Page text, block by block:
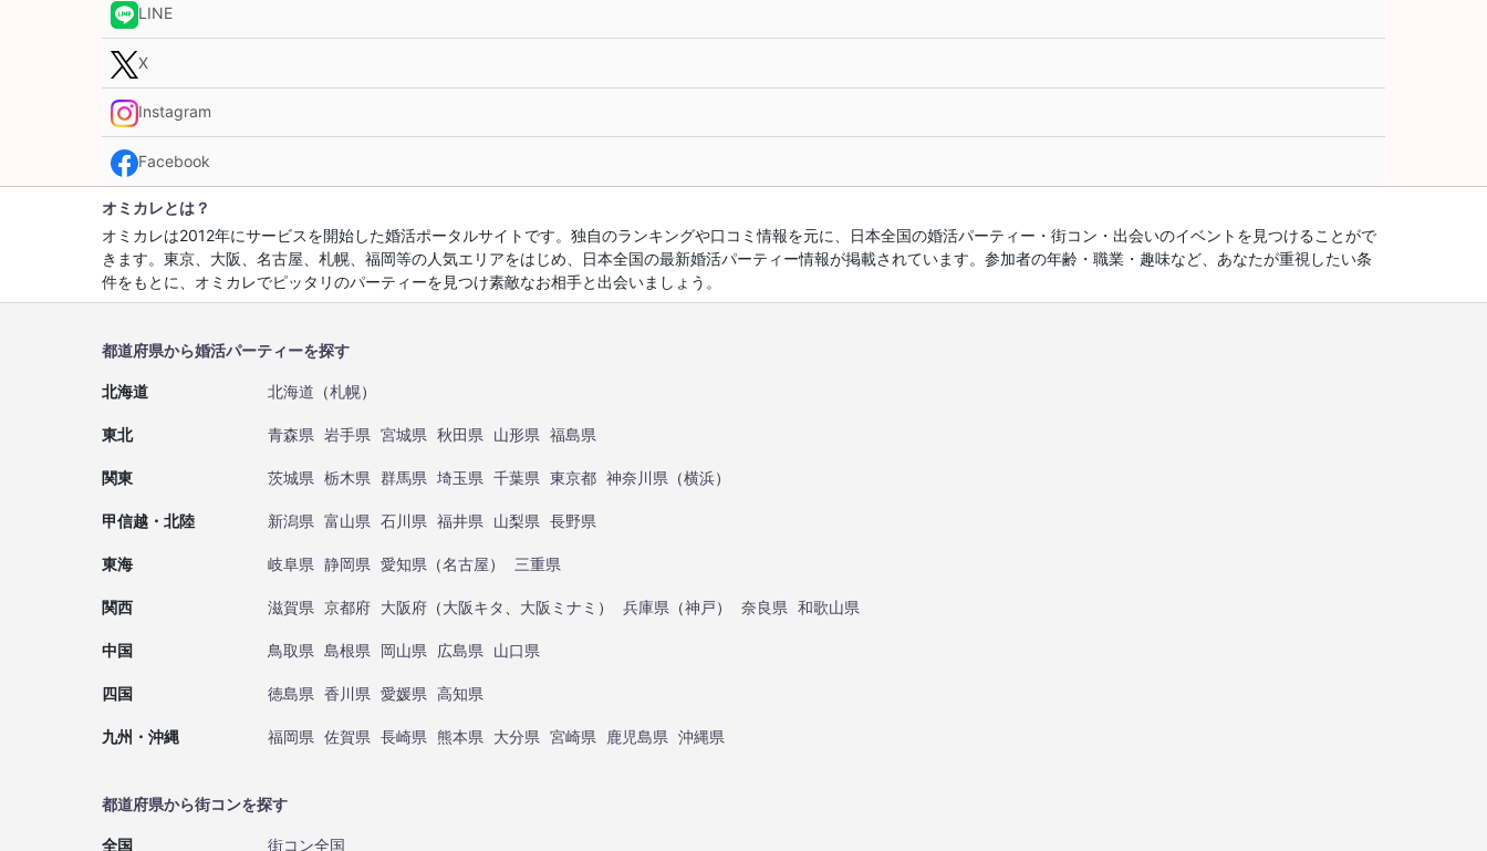
LINE
X
Instagram
Facebook
オミカレとは？
オミカレは2012年にサービスを開始した婚活ポータルサイトです。独自のランキングや口コミ情報を元に、日本全国の婚活パーティー・街コン・出会いのイベントを見つけることがで
きます。東京、大阪、名古屋、札幌、福岡等の人気エリアをはじめ、日本全国の最新婚活パーティー情報が掲載されています。参加者の年齢・職業・趣味など、あなたが重視したい条
件をもとに、オミカレでピッタリのパーティーを見つけ素敵なお相手と出会いましょう。
都道府県から婚活パーティーを探す
北海道 北海道 （札幌）
東北 青森県 岩手県 宮城県 秋田県 山形県 福島県
関東 茨城県 栃木県 群馬県 埼玉県 千葉県 東京都 神奈川県 （横浜）
甲信越・北陸 新潟県 富山県 石川県 福井県 山梨県 長野県
東海 岐阜県 静岡県 愛知県 （名古屋） 三重県
関西 滋賀県 京都府 大阪府 （大阪キタ 大阪ミナミ ） 兵庫県 （神戸） 奈良県 和歌山県
中国 鳥取県 島根県 岡山県 広島県 山口県
四国 徳島県 香川県 愛媛県 高知県
九州・沖縄 福岡県 佐賀県 長崎県 熊本県 大分県 宮崎県 鹿児島県 沖縄県
都道府県から街コンを探す
全国 街コン全国